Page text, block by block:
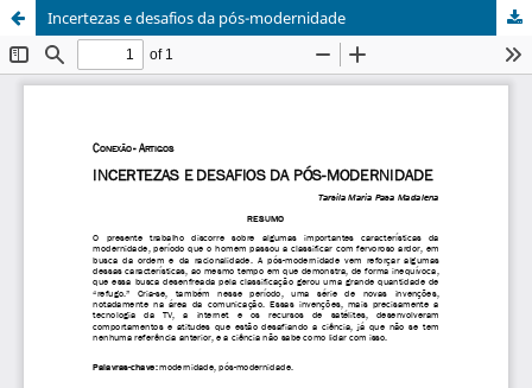
Incertezas e desafios da pós-modernidade